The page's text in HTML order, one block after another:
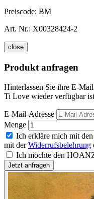
Preiscode: BM
Art. Nr.: X00328424-2
close
Produkt anfragen
Hinterlassen Sie ihre E-
Ti Love wieder verfügbar
E-Mail-Adresse
Menge
Ich erkläre mich mit den
mit derWiderrufsbelehrung
Ich möchte den